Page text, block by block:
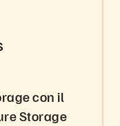
con il
Storage